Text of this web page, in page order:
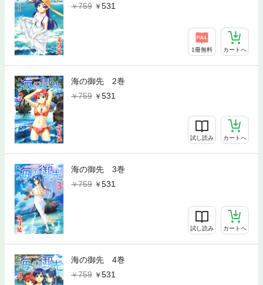
759
531
1冊無料 カートへ
海の御先 2巻
759
531
試し読み カートへ
海の御先 3巻
759
531
試し読み カートへ
海の御先 4巻
759
531